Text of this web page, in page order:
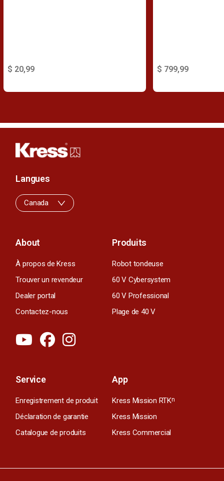
$ 20,99 $ 799,99
About
À propos de Kress
Trouver un revendeur
Dealer portal
Contactez-nous
Produits
Robot tondeuse
60 V Cybersystem
60 V Professional
Plage de 40 V
Service
Enregistrement de produit
Déclaration de garantie
Catalogue de produits
App
Kress Mission RTKn
Kress Mission
Kress Commercial
Langues
Canada